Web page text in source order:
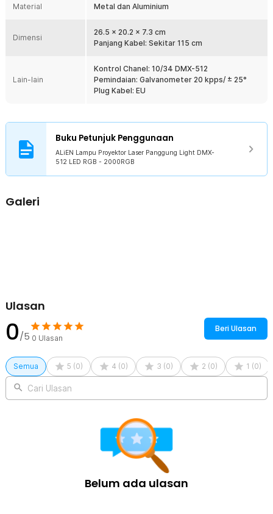
Anda dapat mengatur pola yang sesuai untuk menunjang suasana
kontrol sinyal. Kontrol juga bisa dilakukan melalui suara, mode
otomatis, dan master-slave.
Kelengkapan Produk
Rincian yang Anda dapatkan untuk pembelian produk ini:
1 x Kabel Daya EU
1 x Panduan Penggunaan
Material Metal dan Aluminium
Dimensi
26.5 x 20.2 x 7.3 cm
Panjang Kabel: Sekitar 115 cm
Lain-lain
Kontrol Chanel: 10/34 DMX-512
Pemindaian: Galvanometer 20 kpps/ ± 25°
Plug Kabel: EU
Buku Petunjuk Penggunaan
ALiEN Lampu Proyektor Laser Panggung Light DMX-
512 LED RGB - 2000RGB
Galeri
Ulasan
0/5 0 Ulasan
Beri Ulasan
Semua 5 (0) 4 (0) 3 (0) 2 (0) 1 (0)
Cari Ulasan
Belum ada ulasan